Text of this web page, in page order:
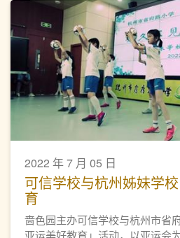
2022 年 7 月 05 日
可信学校与杭州姊妹学
育
啬色园主办可信学校与杭州市省
亚运美好教育」活动，以亚运会